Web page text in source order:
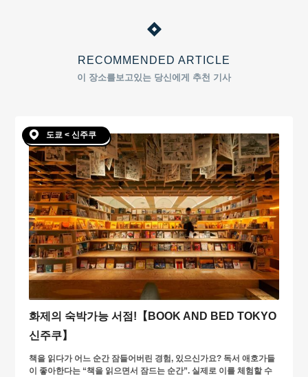
RECOMMENDED ARTICLE
이 장소를보고있는 당신에게 추천 기사
도쿄 < 신주쿠
화제의 숙박가능 서점!【BOOK AND BED TOKYO
신주쿠】
책을 읽다가 어느 순간 잠들어버린 경험, 있으신가요? 독서 애호가들
이 좋아한다는 “책을 읽으면서 잠드는 순간”. 실제로 이를 체험할 수